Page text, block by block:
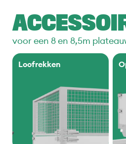
voor een 8 en 8,5m
Loofrekken